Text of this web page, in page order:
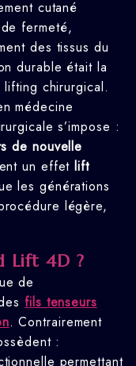
cutané
fermeté,
des tissus du
durable était la
lifting chirurgical.
médecine
s’impose :
de nouvelle
un effetlift
les générations
légère,
Lift 4D ?
de
fils tenseurs
. Contrairement
:
permettant